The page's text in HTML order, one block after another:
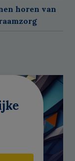
horen van